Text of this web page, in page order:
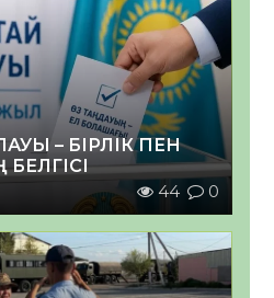
– БІРЛІК ПЕН
БЕЛГІСІ
44 0